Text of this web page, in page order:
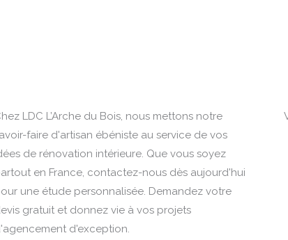
LDC L’Arche du Bois, nous mettons notre
faire d'artisan ébéniste au service de vos
de rénovation intérieure. Que vous soyez
en France, contactez-nous dès aujourd'hui
une étude personnalisée. Demandez votre
gratuit et donnez vie à vos projets
d'exception.